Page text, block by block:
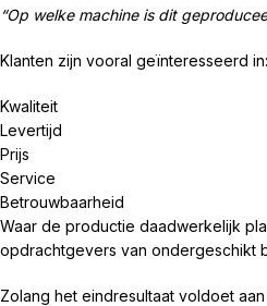
“Op welke machine is dit
Klanten zijn vooral geïnteresseerd in:
Kwaliteit
Levertijd
Prijs
Service
Betrouwbaarheid
Waar de productie daadwerkelijk
opdrachtgevers van ondergeschikt
Zolang het eindresultaat voldoet